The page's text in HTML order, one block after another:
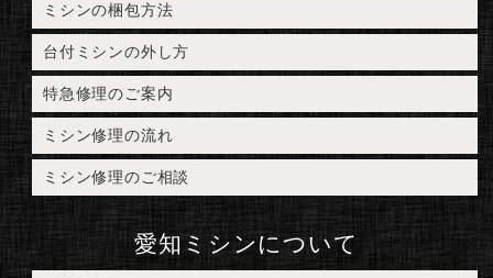
ミシンの梱包方法
台付ミシンの外し方
特急修理のご案内
ミシン修理の流れ
ミシン修理のご相談
愛知ミシンについて